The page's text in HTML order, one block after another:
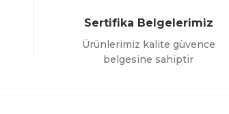
Sertifika Belgelerimiz
Ürünlerimiz kalite güvence
belgesine sahiptir